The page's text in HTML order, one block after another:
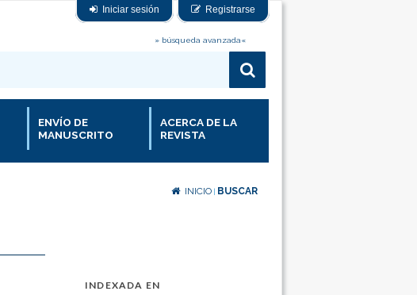
Iniciar sesión Registrarse
» búsqueda avanzada«
ENVÍO DE
MANUSCRITO
ACERCA DE LA
REVISTA
INICIO BUSCAR
INDEXADA EN